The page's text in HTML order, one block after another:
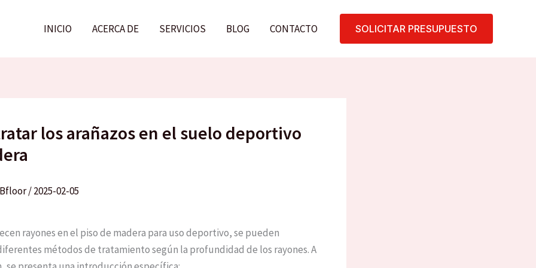
INICIO ACERCA DE SERVICIOS BLOG CONTACTO SOLICITAR PRESUPUESTO
los arañazos en el suelo deportivo
/2025-02-05
rayones en el piso de madera para uso deportivo, se pueden
métodos de tratamiento según la profundidad de los rayones. A